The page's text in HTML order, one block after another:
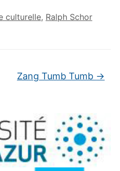
culturelle, Ralph Schor
Zang Tumb Tumb →